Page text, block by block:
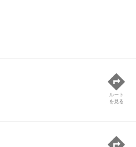
ルート
を見る